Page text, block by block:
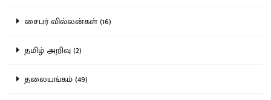
சைபர் வில்லன்கள் (16)
தமிழ் அறிவு (2)
தலையங்கம் (49)